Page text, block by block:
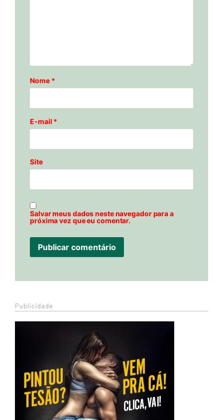
Nome *
E-mail *
Site
Salvar meus dados neste navegador para a
próxima vez que eu comentar.
Publicidade